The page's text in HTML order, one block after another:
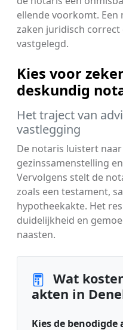
ellende voorkomt.
zaken juridisch
vastgelegd.
Kies voor
deskundig
Het traject van
vastlegging
De notaris luistert
gezinssamenstelling
Vervolgens stelt de
zoals een testament,
hypotheekakte. Het
duidelijkheid en
naasten.
Wat
akten in
Kies de